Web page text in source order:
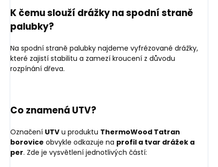
K čemu slouží drážky na spodní straně
palubky?
Na spodní straně palubky najdeme vyfrézované drážky,
které zajistí stabilitu a zamezí kroucení z důvodu
rozpínání dřeva.
Co znamená UTV?
Označení UTV u produktu ThermoWood Tatran
borovice obvykle odkazuje na profil a tvar drážek a
per. Zde je vysvětlení jednotlivých částí: